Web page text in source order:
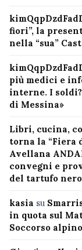
fiori”, la
nella “sua”
più medici e
interne. I
di Messina»
Libri, cucina,
torna la “Fiera
Avellana
convegni e
del tartufo
kasia su
in quota sul
Soccorso alpino